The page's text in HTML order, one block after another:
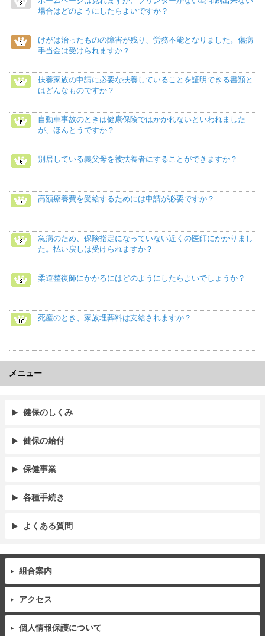
場合はどのようにしたらよいですか？
けがは治ったものの障害が残り、労務不能となりました。傷病
手当金は受けられますか？
扶養家族の申請に必要な扶養していることを証明できる書類と
はどんなものですか？
自動車事故のときは健康保険ではかかれないといわれました
が、ほんとうですか？
別居している義父母を被扶養者にすることができますか？
高額療養費を受給するためには申請が必要ですか？
急病のため、保険指定になっていない近くの医師にかかりまし
た。払い戻しは受けられますか？
柔道整復師にかかるにはどのようにしたらよいでしょうか？
死産のとき、家族埋葬料は支給されますか？
メニュー
健保のしくみ
健保の給付
保健事業
各種手続き
よくある質問
組合案内
アクセス
個人情報保護について